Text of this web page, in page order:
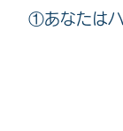
①あなたは